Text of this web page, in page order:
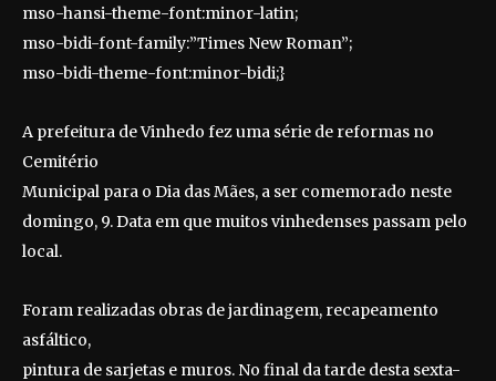
mso-hansi-theme-font:minor-latin;
mso-bidi-font-family:”Times New Roman”;
mso-bidi-theme-font:minor-bidi;}
A prefeitura de Vinhedo fez uma série de reformas no
Cemitério
Municipal para o Dia das Mães, a ser comemorado neste
domingo, 9. Data em que muitos vinhedenses passam pelo
local.
Foram realizadas obras de jardinagem, recapeamento
asfáltico,
pintura de sarjetas e muros. No final da tarde desta sexta-